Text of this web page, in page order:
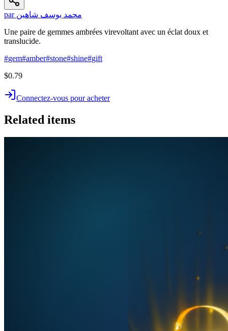
par محمد يوسف شاهين
Une paire de gemmes ambrées virevoltant avec un éclat doux et
translucide.
#gem#amber#stone#shine#gift
$0.79
Connectez-vous pour acheter
Related items